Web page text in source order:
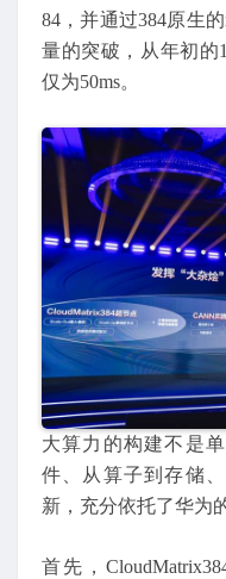
84，并通过384原生
量的突破，从年初的
仅为50ms。
大算力的构建不是
件、从算子到存储
新，充分依托了华为
首先，